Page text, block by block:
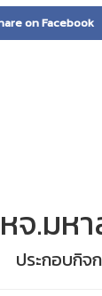
on Facebook
หจ.มห
ประกอบกิจ